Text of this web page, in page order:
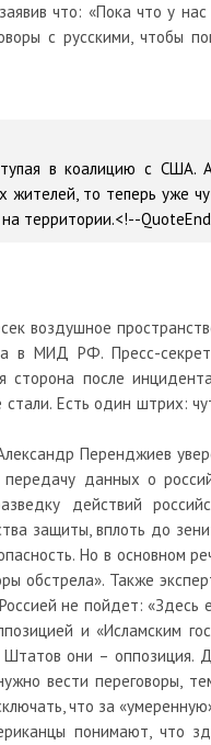
что: «Пока что у
с русскими, чтобы
в коалицию с
то теперь уже
территории.<!--
воздушное
МИД РФ. Пресс-
после
Есть один штрих:
Перенджиев
данных о
действий
защиты, вплоть до
Но в основном
обстрела». Также
не пойдет: «Здесь
и «Исламским
они – оппозиция.
вести переговоры,
что за
понимают, что